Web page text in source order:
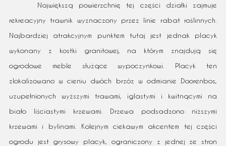
Największą powierzchnię tej części działki zajmuje
rekreacyjny trawnik wyznaczony przez linie rabat roślinnych.
Najbardziej atrakcyjnym punktem tutaj jest jednak placyk
wykonany z kostki granitowej, na którym znajdują się
ogrodowe meble służące wypoczynkowi. Placyk ten
zlokalizowano w cieniu dwóch brzóz w odmianie Doorenbos,
uzupełnionych wyższymi trawami, iglastymi i kwitnącymi na
biało liściastymi krzewami. Drzewa podsadzono niższymi
krzewami i bylinami. Kolejnym ciekawym akcentem tej części
ogrodu jest grysowy placyk, ograniczony z jednej ze stron